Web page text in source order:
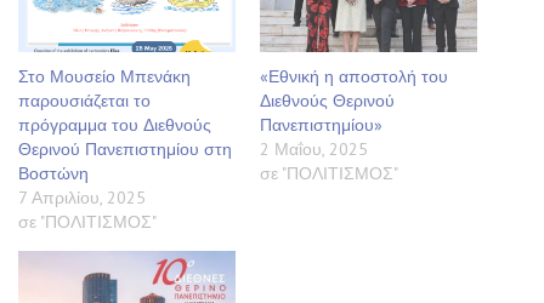
Στο Μουσείο Μπενάκη
παρουσιάζεται το
πρόγραμμα του Διεθνούς
Θερινού Πανεπιστημίου στη
Βοστώνη
7 Απριλίου, 2025
σε "ΠΟΛΙΤΙΣΜΟΣ"
«Εθνική η αποστολή του
Διεθνούς Θερινού
Πανεπιστημίου»
2 Μαΐου, 2025
σε "ΠΟΛΙΤΙΣΜΟΣ"